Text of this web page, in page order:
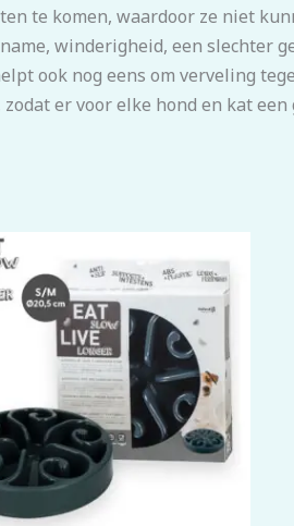
te komen, waardoor ze niet
winderigheid, een slechter
ook nog eens om verveling
er voor elke hond en kat